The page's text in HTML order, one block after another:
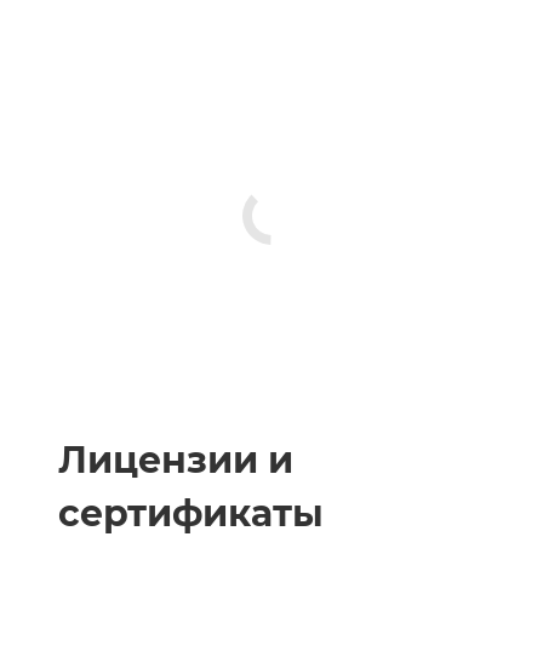
Лицензии и
сертификаты